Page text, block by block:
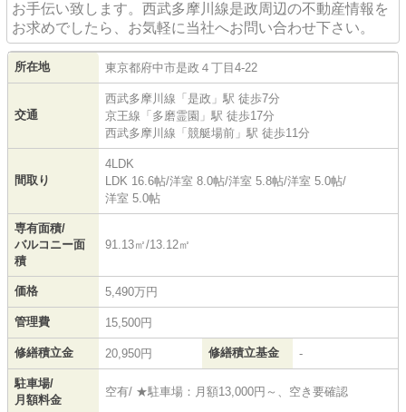
お手伝い致します。西武多摩川線是政周辺の不動産情報を
お求めでしたら、お気軽に当社へお問い合わせ下さい。
所在地 東京都府中市是政 ４丁目4-22
交通
西武多摩川線 「 是政 」駅 徒歩7分
京王線 「 多磨霊園 」駅 徒歩17分
西武多摩川線 「 競艇場前 」駅 徒歩11分
間取り
4LDK
LDK 16.6帖/洋室 8.0帖/洋室 5.8帖/洋室 5.0帖/
洋室 5.0帖
専有面積/
バルコニー面
積
91.13㎡/13.12㎡
価格 5,490万円
管理費 15,500円
修繕積立金 20,950円 修繕積立基金 -
駐車場/
月額料金
空有/ ★駐車場：月額13,000円～、空き要確認